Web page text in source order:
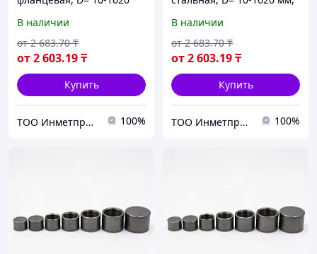
20..., Стандарт: АТК
24.200.02-90...
В наличии
от2 603.19₸
от 2 683.70 ₸
Купить
ТОО Инметпром 100%
Стандарт: АТК 24.200.02-
90...
В наличии
от2 603.19₸
от 2 683.70 ₸
Купить
ТОО Инметпром 100%